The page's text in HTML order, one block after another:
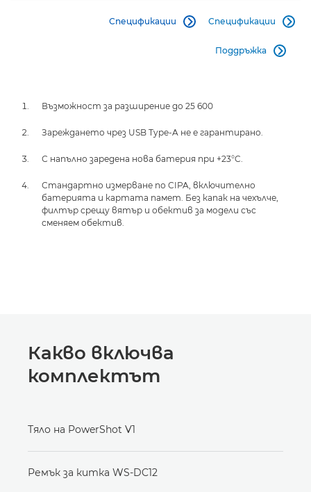
Спецификации  Спецификации 
Поддръжка 
Възможност за разширение до 25 600
Зареждането чрез USB Type-A не е гарантирано.
С напълно заредена нова батерия при +23°C.
Стандартно измерване по CIPA, включително
батерията и картата памет. Без капак на чехълче,
филтър срещу вятър и обектив за модели със
сменяем обектив.
Какво включва
комплектът
Тяло на PowerShot V1
Ремък за китка WS-DC12